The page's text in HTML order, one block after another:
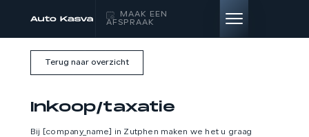
MAAK EEN
AFSPRAAK
HOME
AANBOD
Terug naar overzicht
Inkoop/taxatie
Bij [company_name] in Zutphen maken we het u graag